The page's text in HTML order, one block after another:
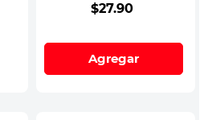
$27.90
Agregar